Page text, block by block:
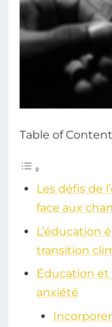
Table of
Les défis de
face aux
L’éducation
transition
Éducation et
anxiété